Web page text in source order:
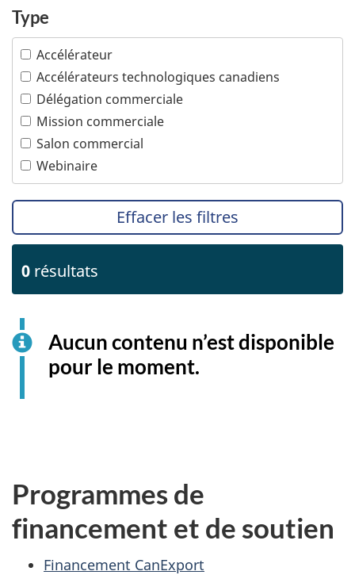
Services professionnels
Technologies de l'information et des
communications
Technologies océaniques
Technologies propres
Tourisme
Transports
Peuples autochtones
Propriété intellectuelle
PTPGP – Accord de Partenariat transpacifique
global et progressiste
Type
Accélérateur
Accélérateurs technologiques canadiens
Délégation commerciale
Mission commerciale
Salon commercial
Webinaire
Effacer les filtres
0 résultats
Aucun contenu n’est disponible
pour le moment.
Programmes de
financement et de soutien
Financement CanExport